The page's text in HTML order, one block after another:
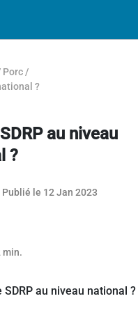
Porc /
?
au niveau
?
Publié le 12 Jan 202325 mai
min.